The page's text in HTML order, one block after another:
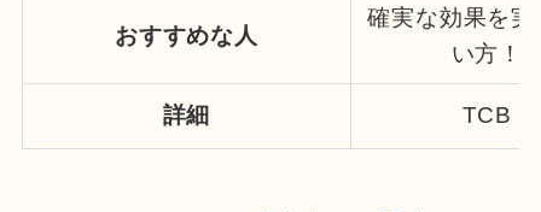
おすすめな人
確実な効果を実
い方！
詳細 TCB